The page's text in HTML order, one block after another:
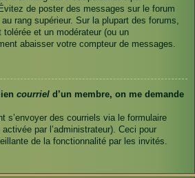
de poster des messages sur le forum
rang supérieur. Sur la plupart des forums,
et un modérateur (ou un
abaisser votre compteur de messages.
courriel d’un membre, on me demande
s’envoyer des courriels via le formulaire
par l’administrateur). Ceci pour
de la fonctionnalité par les invités.